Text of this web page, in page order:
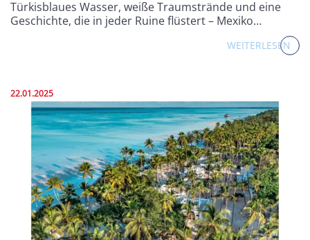
Türkisblaues Wasser, weiße Traumstrände und eine
Geschichte, die in jeder Ruine flüstert – Mexiko…
WEITERLESEN
Veröffentlicht am:
22.01.2025